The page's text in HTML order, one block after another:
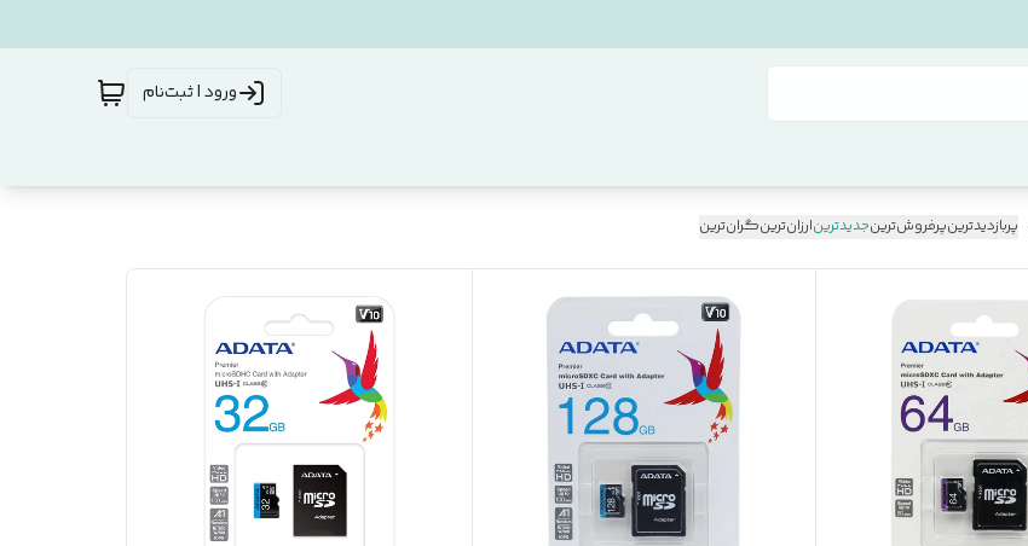
ورود | ثبت‌نام
پربازدیدترینپرفروش‌ترینجدیدترینارزان‌ترینگران‌ترین